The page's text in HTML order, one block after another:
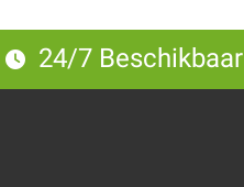
24/7 Beschikbaar